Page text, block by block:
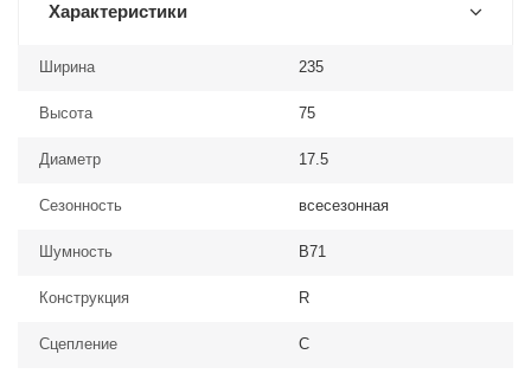
Характеристики
Ширина 235
Высота 75
Диаметр 17.5
Сезонность всесезонная
Шумность B71
Конструкция R
Сцепление C